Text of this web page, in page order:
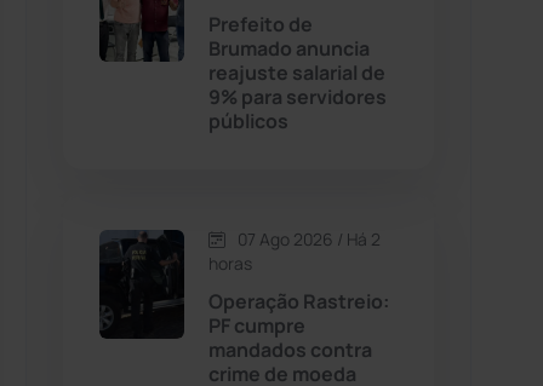
Dom Basílio
(1235)
Érico Cardoso
Esportes (522)
Prefeito de
Brumado anuncia
reajuste salarial de
9% para servidores
públicos
07 Ago 2026 / Há 2
horas
Operação Rastreio:
PF cumpre
mandados contra
crime de moeda